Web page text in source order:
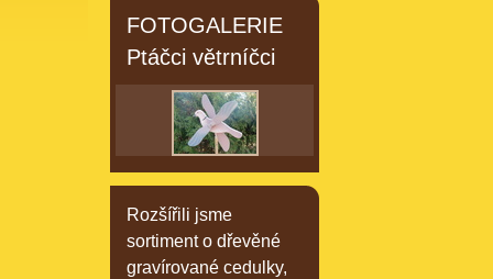
FOTOGALERIE
Ptáčci větrníčci
Rozšířili jsme
sortiment o dřevěné
gravírované cedulky,